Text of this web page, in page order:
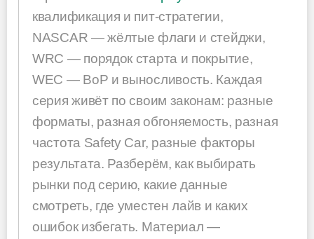
квалификация и пит-стратегии,
NASCAR — жёлтые флаги и стейджи,
WRC — порядок старта и покрытие,
WEC — BoP и выносливость. Каждая
серия живёт по своим законам: разные
форматы, разная обгоняемость, разная
частота Safety Car, разные факторы
результата. Разберём, как выбирать
рынки под серию, какие данные
смотреть, где уместен лайв и каких
ошибок избегать. Материал —